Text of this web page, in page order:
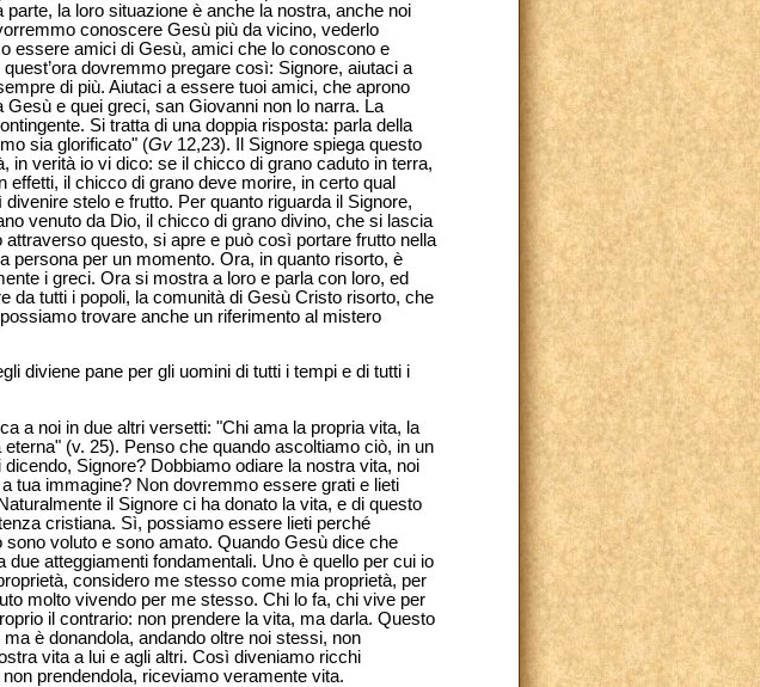
la loro situazione è anche la nostra, anche noi
conoscere Gesù più da vicino, vederlo
essere amici di Gesù, amici che lo conoscono e
dovremmo pregare così: Signore, aiutaci a
di più. Aiutaci a essere tuoi amici, che aprono
e quei greci, san Giovanni non lo narra. La
Si tratta di una doppia risposta: parla della
sia glorificato" (Gv 12,23). Il Signore spiega questo
in verità io vi dico: se il chicco di grano caduto in terra,
il chicco di grano deve morire, in certo qual
stelo e frutto. Per quanto riguarda il Signore,
venuto da Dio, il chicco di grano divino, che si lascia
questo, si apre e può così portare frutto nella
persona per un momento. Ora, in quanto risorto, è
i greci. Ora si mostra a loro e parla con loro, ed
da tutti i popoli, la comunità di Gesù Cristo risorto, che
trovare anche un riferimento al mistero
diviene pane per gli uomini di tutti i tempi e di tutti i
a noi in due altri versetti: "Chi ama la propria vita, la
(v. 25). Penso che quando ascoltiamo ciò, in un
Signore? Dobbiamo odiare la nostra vita, noi
tua immagine? Non dovremmo essere grati e lieti
il Signore ci ha donato la vita, e di questo
cristiana. Sì, possiamo essere lieti perché
voluto e sono amato. Quando Gesù dice che
atteggiamenti fondamentali. Uno è quello per cui io
considero me stesso come mia proprietà, per
molto vivendo per me stesso. Chi lo fa, chi vive per
il contrario: non prendere la vita, ma darla. Questo
è donandola, andando oltre noi stessi, non
vita a lui e agli altri. Così diveniamo ricchi
prendendola, riceviamo veramente vita.